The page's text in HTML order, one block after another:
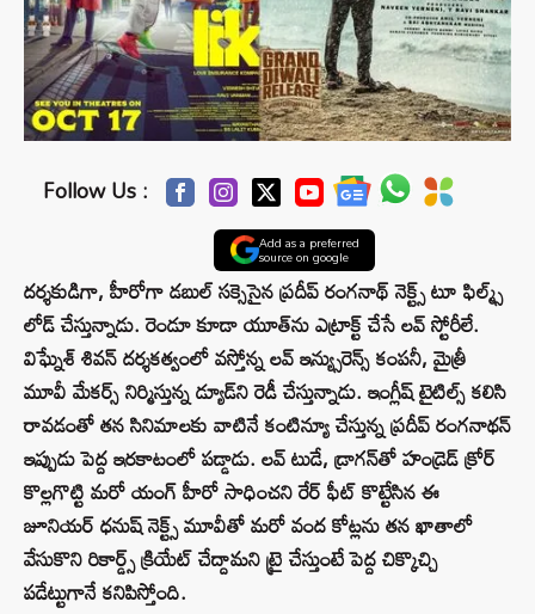
Follow Us :
Add as a preferred
source on google
దర్శకుడిగా, హీరోగా డబుల్ సక్సెసైన ప్రదీప్ రంగనాథ్ నెక్ట్స్ టూ ఫిల్మ్స్
లోడ్ చేస్తున్నాడు. రెండూ కూడా యూత్‌ను ఎట్రాక్ట్ చేసే లవ్ స్టోరీలే.
విఘ్నేశ్ శివన్ దర్శకత్వంలో వస్తోన్న లవ్ ఇన్య్సురెన్స్ కంపనీ, మైత్రీ
మూవీ మేకర్స్ నిర్మిస్తున్న డ్యూడ్‌ని రెడీ చేస్తున్నాడు. ఇంగ్లీష్ టైటిల్స్ కలిసి
రావడంతో తన సినిమాలకు వాటినే కంటిన్యూ చేస్తున్న ప్రదీప్ రంగనాథన్
ఇప్పుడు పెద్ద ఇరకాటంలో పడ్డాడు. లవ్ టుడే, డ్రాగన్‌తో హండ్రెడ్ క్రోర్
కొల్లగొట్టి మరో యంగ్ హీరో సాధించని రేర్ ఫీట్ కొట్టేసిన ఈ
జూనియర్ ధనుష్ నెక్ట్స్ మూవీతో మరో వంద కోట్లను తన ఖాతాలో
వేసుకొని రికార్డ్స్ క్రియేట్ చేద్దామని ట్రై చేస్తుంటే పెద్ద చిక్కొచ్చి
పడేట్టుగానే కనిపిస్తోంది.